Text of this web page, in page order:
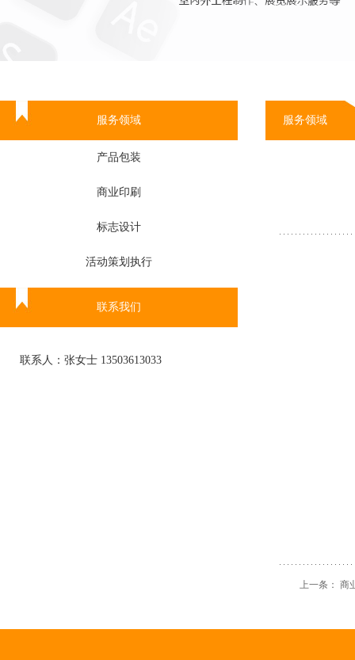
服务领域
产品包装
商业印刷
标志设计
活动策划执行
联系我们
联系人：张女士 13503613033
服务领域
上一条：商